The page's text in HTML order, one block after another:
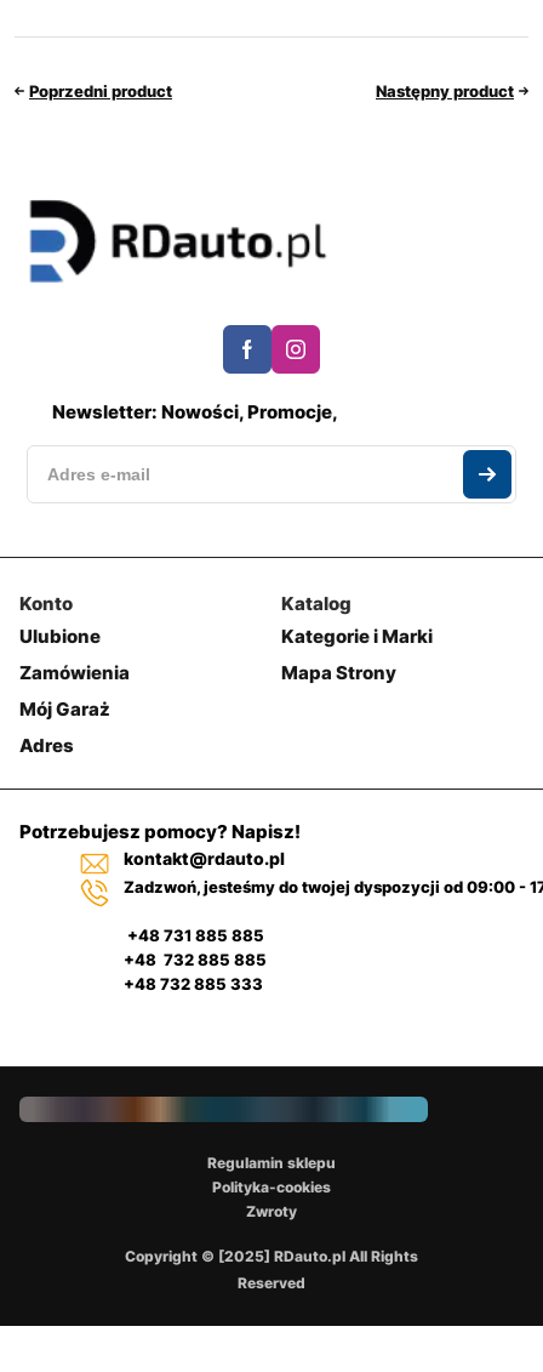
Poprzedni product Następny product
Newsletter: Nowości, Promocje,
Konto
Ulubione
Zamówienia
Mój Garaż
Adres
Katalog
Kategorie i Marki
Mapa Strony
Potrzebujesz pomocy? Napisz!
kontakt@rdauto.pl
Zadzwoń, jesteśmy do twojej dyspozycji od 09:00 -
+48 731 885 885
+48 732 885 885
+48 732 885 333
Copyright © [2025] RDauto.pl All Rights
Reserved
Regulamin sklepu
Polityka-cookies
Zwroty